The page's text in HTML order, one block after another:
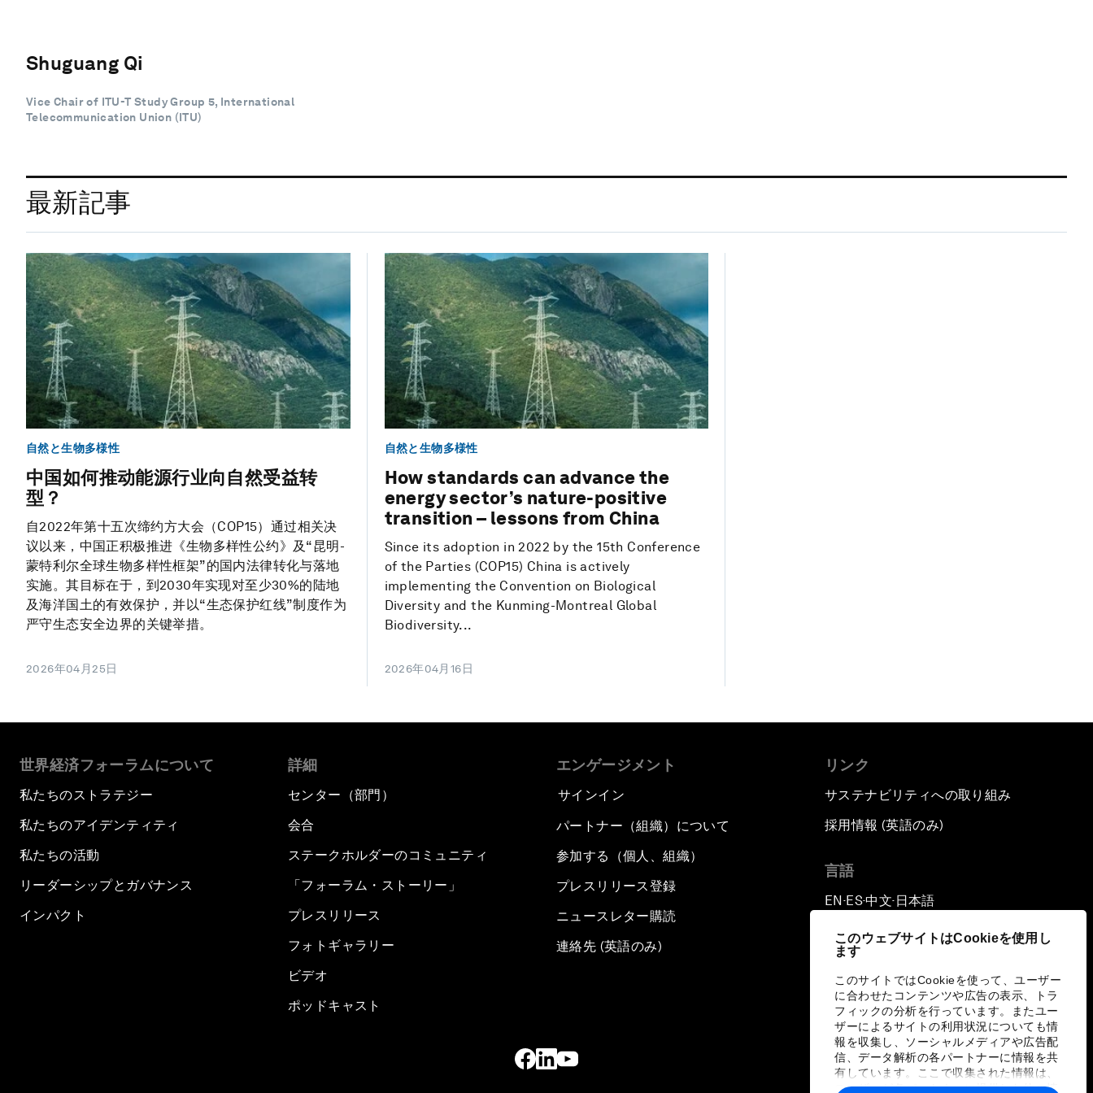
このウェブサイトはCookieを使用し
ます
このサイトではCookieを使って、ユーザー
に合わせたコンテンツや広告の表示、トラ
フィックの分析を行っています。またユー
ザーによるサイトの利用状況についても情
報を収集し、ソーシャルメディアや広告配
信、データ解析の各パートナーに情報を共
有しています。ここで収集された情報は、
ユーザーが各パートナーに提供した他の情
Shuguang Qi
Vice Chair of ITU-T Study Group 5, International
Telecommunication Union (ITU)
最新記事
自然と生物多様性
中国如何推动能源行业向自然受益转
型？
自2022年第十五次缔约方大会（COP15）通过相关决
议以来，中国正积极推进《生物多样性公约》及“昆明-
蒙特利尔全球生物多样性框架”的国内法律转化与落地
实施。其目标在于，到2030年实现对至少30%的陆地
及海洋国土的有效保护，并以“生态保护红线”制度作为
严守生态安全边界的关键举措。
2026年04月25日
自然と生物多様性
How standards can advance the
energy sector’s nature-positive
transition – lessons from China
Since its adoption in 2022 by the 15th Conference
of the Parties (COP15) China is actively
implementing the Convention on Biological
Diversity and the Kunming-Montreal Global
Biodiversity...
2026年04月16日
世界経済フォーラムについて
私たちのストラテジー
私たちのアイデンティティ
私たちの活動
リーダーシップとガバナンス
インパクト
詳細
センター（部門）
会合
ステークホルダーのコミュニティ
「フォーラム・ストーリー」
プレスリリース
フォトギャラリー
ビデオ
ポッドキャスト
エンゲージメント
サインイン
パートナー（組織）について
参加する（個人、組織）
プレスリリース登録
ニュースレター購読
連絡先 (英語のみ)
リンク
サステナビリティへの取り組み
採用情報 (英語のみ)
言語
EN ▪ ES▪中文▪ 日本語